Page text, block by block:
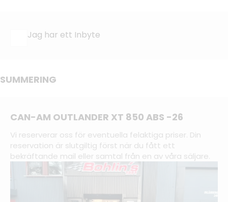
Jag har ett Inbyte
SUMMERING
CAN-AM OUTLANDER XT 850 ABS -26
Vi reserverar oss för eventuella felaktiga priser. Din
reservation är slutgiltig först när du fått ett
bekräftande mail eller samtal från en av våra säljare.